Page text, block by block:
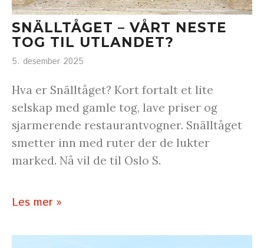
SNÄLLTÅGET – VÅRT NESTE
TOG TIL UTLANDET?
5. desember 2025
Hva er Snälltåget? Kort fortalt et lite
selskap med gamle tog, lave priser og
sjarmerende restaurantvogner. Snälltåget
smetter inn med ruter der de lukter
marked. Nå vil de til Oslo S.
Les mer »